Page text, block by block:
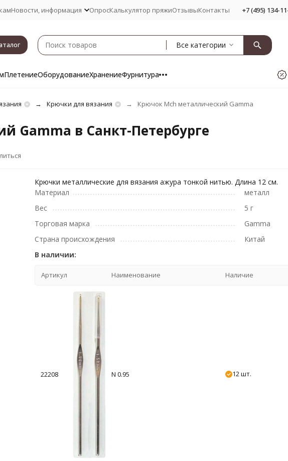
Новости, информация ОпросКалькулятор пряжиОтзывыКонтакты +7 (495) 134-
Все категории
ПлетениеОборудованиеХранениеФурнитура
Крючки для вязания Крючок Mch металлический Gamma
Gamma в Санкт-Петербурге
Крючки металлические для вязания ажура тонкой нитью. Длина 12 см.
Материал
металл
Вес
5 г
Торговая марка
Gamma
Страна происхождения
Китай
В наличии:
Артикул Наименование Наличие
22208 N 0.95 12 шт.